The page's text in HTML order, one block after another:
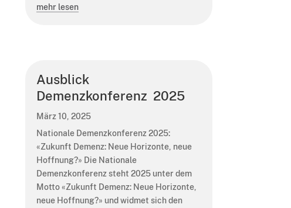
mehr lesen
Ausblick
Demenzkonferenz 2025
März 10, 2025
Nationale Demenzkonferenz 2025:
«Zukunft Demenz: Neue Horizonte, neue
Hoffnung?» Die Nationale
Demenzkonferenz steht 2025 unter dem
Motto «Zukunft Demenz: Neue Horizonte,
neue Hoffnung?» und widmet sich den